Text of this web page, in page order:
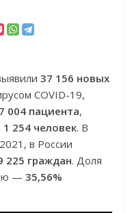
37 156 новых
COVID-19,
004 пациента,
1 254 человек. В
в России
225 граждан. Доля
—35,56%